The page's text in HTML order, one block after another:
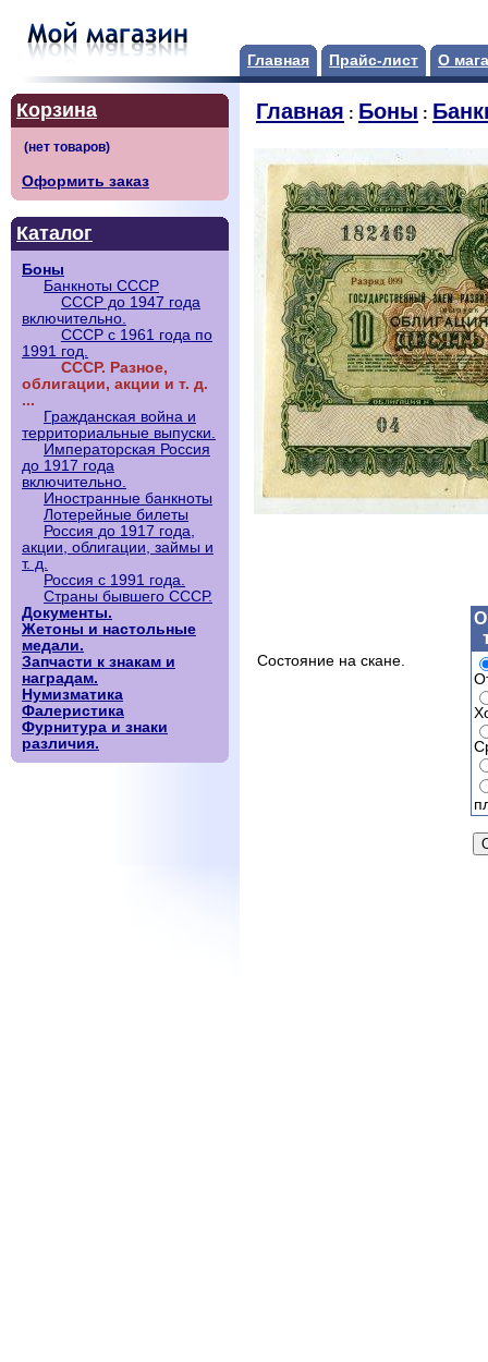
Главная Прайс-лист О
Корзина
Оформить заказ
Каталог
Боны
Банкноты СССР
СССР до 1947 года
включительно.
СССР с 1961 года по
1991 год.
СССР. Разное,
облигации, акции и т. д.
...
Гражданская война и
территориальные выпуски.
Императорская Россия
до 1917 года
включительно.
Иностранные банкноты
Лотерейные билеты
Россия до 1917 года,
акции, облигации, займы и
т. д.
Россия с 1991 года.
Страны бывшего СССР.
Документы.
Жетоны и настольные
медали.
Запчасти к знакам и
наградам.
Нумизматика
Фалеристика
Фурнитура и знаки
различия.
Главная : Боны :
Состояние на скане.